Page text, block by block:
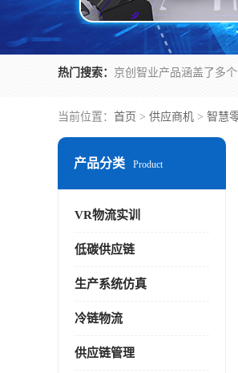
热门搜索：
当前位置： 首页 > 供应商机 > 智慧
产品分类 Product
VR物流实训
低碳供应链
生产系统仿真
冷链物流
供应链管理